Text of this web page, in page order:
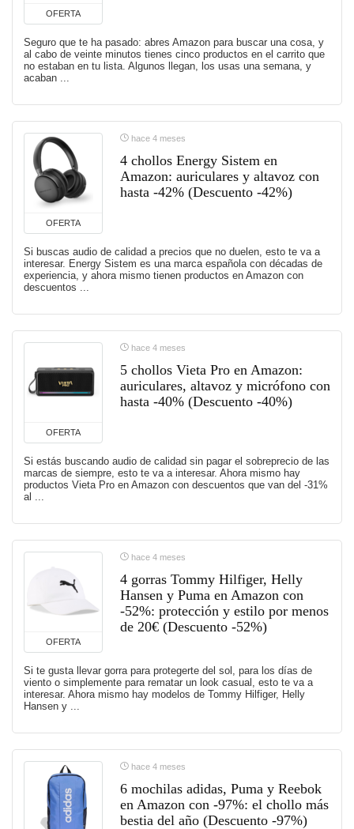
OFERTA
Seguro que te ha pasado: abres Amazon para buscar una cosa, y
al cabo de veinte minutos tienes cinco productos en el carrito que
no estaban en tu lista. Algunos llegan, los usas una semana, y
acaban ...
OFERTA
hace 4 meses
4 chollos Energy Sistem en
Amazon: auriculares y altavoz con
hasta -42% (Descuento -42%)
Si buscas audio de calidad a precios que no duelen, esto te va a
interesar. Energy Sistem es una marca española con décadas de
experiencia, y ahora mismo tienen productos en Amazon con
descuentos ...
OFERTA
hace 4 meses
5 chollos Vieta Pro en Amazon:
auriculares, altavoz y micrófono con
hasta -40% (Descuento -40%)
Si estás buscando audio de calidad sin pagar el sobreprecio de las
marcas de siempre, esto te va a interesar. Ahora mismo hay
productos Vieta Pro en Amazon con descuentos que van del -31%
al ...
OFERTA
hace 4 meses
4 gorras Tommy Hilfiger, Helly
Hansen y Puma en Amazon con
-52%: protección y estilo por menos
de 20€ (Descuento -52%)
Si te gusta llevar gorra para protegerte del sol, para los días de
viento o simplemente para rematar un look casual, esto te va a
interesar. Ahora mismo hay modelos de Tommy Hilfiger, Helly
Hansen y ...
hace 4 meses
6 mochilas adidas, Puma y Reebok
en Amazon con -97%: el chollo más
bestia del año (Descuento -97%)